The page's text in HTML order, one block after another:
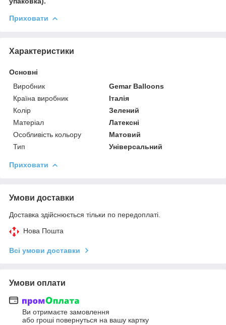
Приховати
Характеристики
Основні
Виробник
Gemar Balloons
Країна виробник
Італія
Колір
Зелений
Матеріал
Латексні
Особливість кольору
Матовий
Тип
Універсальний
Приховати
Умови доставки
Доставка здійснюється тільки по передоплаті.
Нова Пошта
Всі умови доставки
Умови оплати
Ви отримаєте замовлення
або гроші повернуться на вашу картку